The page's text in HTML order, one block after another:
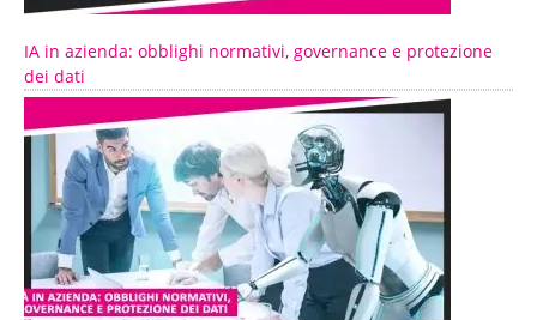
IA in azienda: obblighi normativi, governance e protezione
dei dati